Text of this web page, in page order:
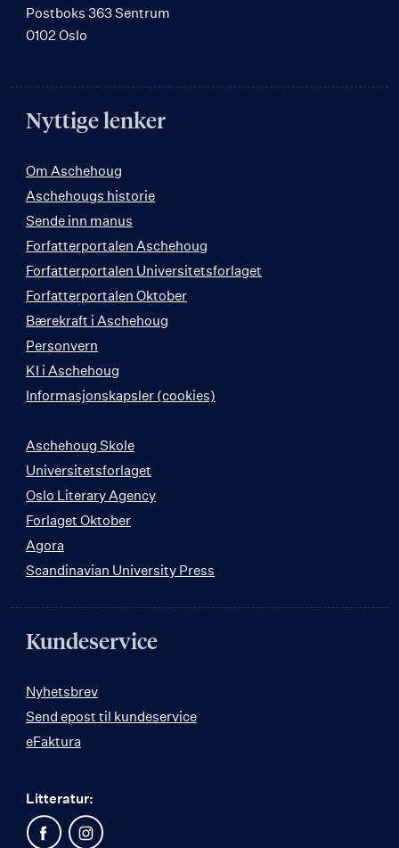
Postboks 363 Sentrum
0102 Oslo
Nyttige lenker
Om Aschehoug
Aschehougs historie
Sende inn manus
Forfatterportalen Aschehoug
Forfatterportalen Universitetsforlaget
Forfatterportalen Oktober
Bærekraft i Aschehoug
Personvern
KI i Aschehoug
Informasjonskapsler (cookies)
Aschehoug Skole
Universitetsforlaget
Oslo Literary Agency
Forlaget Oktober
Agora
Scandinavian University Press
Kundeservice
Nyhetsbrev
Send epost til kundeservice
eFaktura
Litteratur: